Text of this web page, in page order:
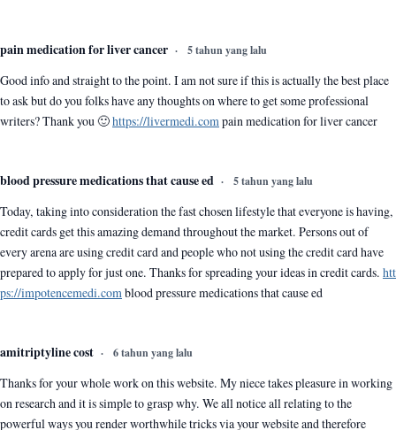
pain medication for liver cancer 5 tahun yang lalu
Good info and straight to the point. I am not sure if this is actually the best place
to ask but do you folks have any thoughts on where to get some professional
writers? Thank you 🙂https://livermedi.compain medication for liver cancer
blood pressure medications that cause ed 5 tahun yang lalu
Today, taking into consideration the fast chosen lifestyle that everyone is having,
credit cards get this amazing demand throughout the market. Persons out of
every arena are using credit card and people who not using the credit card have
prepared to apply for just one. Thanks for spreading your ideas in credit cards. htt
ps://impotencemedi.comblood pressure medications that cause ed
amitriptyline cost 6 tahun yang lalu
Thanks for your whole work on this website. My niece takes pleasure in working
on research and it is simple to grasp why. We all notice all relating to the
powerful ways you render worthwhile tricks via your website and therefore